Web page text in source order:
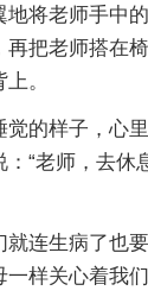
地将老师手中
把老师搭在
。
觉的样子，心
“老师，去休
就连生病了也
一样关心着我